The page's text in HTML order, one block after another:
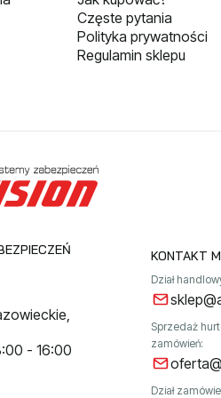
Częste pytania
Polityka prywatności
Regulamin sklepu
- 16:00
KONTAKT
Dział
Sprzedaż
zamówień:
Dział